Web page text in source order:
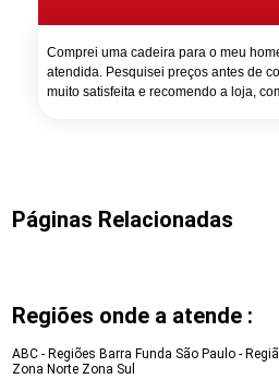
Comprei uma cadeira para o meu
atendida. Pesquisei preços antes de
muito satisfeita e recomendo a loja,
Páginas Relacionadas
Regiões onde a atende :
ABC - Regiões Barra Funda São Paulo -
Zona Norte Zona Sul